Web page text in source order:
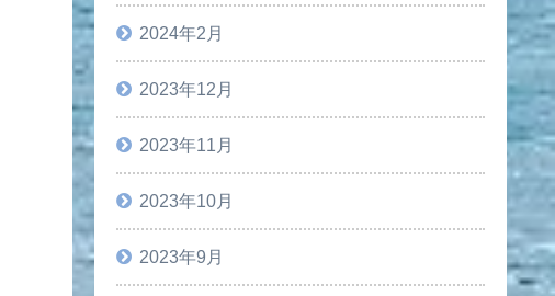
2024年2月
2023年12月
2023年11月
2023年10月
2023年9月